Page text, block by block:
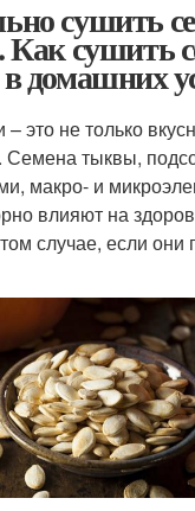
сушить
Как сушить
домашних
это не только
Семена тыквы,
макро- и
влияют на
случае, если они